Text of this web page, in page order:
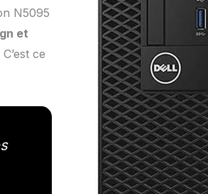
N5095
et
ce